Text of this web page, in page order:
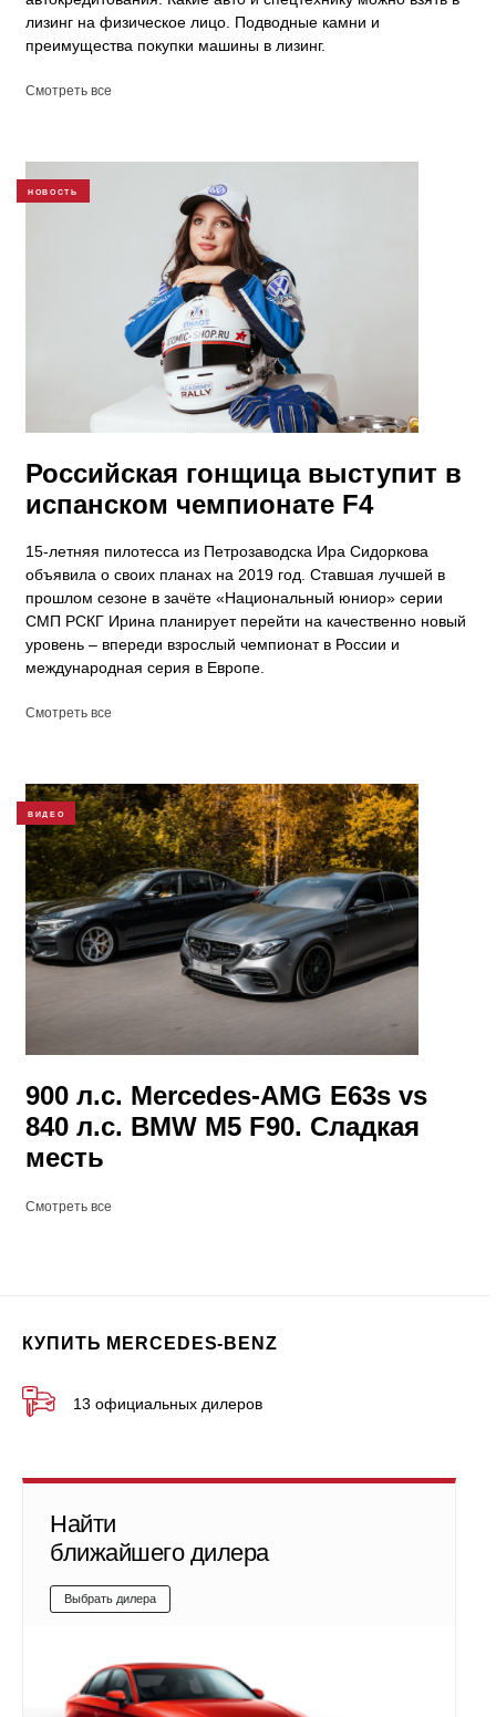
лизинг на физическое лицо. Подводные камни и
преимущества покупки машины в лизинг.
Смотреть все
НОВОСТЬ
Российская гонщица выступит в
испанском чемпионате F4
15-летняя пилотесса из Петрозаводска Ира Сидоркова
объявила о своих планах на 2019 год. Ставшая лучшей в
прошлом сезоне в зачёте «Национальный юниор» серии
СМП РСКГ Ирина планирует перейти на качественно новый
уровень – впереди взрослый чемпионат в России и
международная серия в Европе.
Смотреть все
ВИДЕО
900 л.с. Mercedes-AMG E63s vs
840 л.с. BMW M5 F90. Сладкая
месть
Смотреть все
КУПИТЬ MERCEDES-BENZ
13 официальных дилеров
Найти
ближайшего дилера
Выбрать дилера